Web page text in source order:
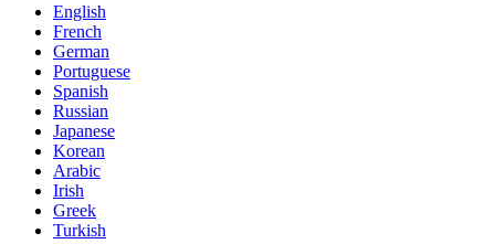
English
French
German
Portuguese
Spanish
Russian
Japanese
Korean
Arabic
Irish
Greek
Turkish